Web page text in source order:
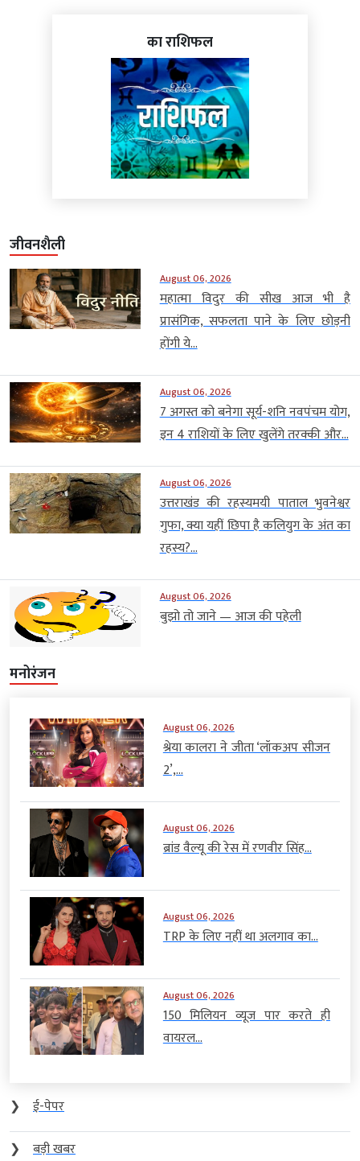
का राशिफल
जीवनशैली
August 06, 2026
महात्मा विदुर की सीख आज भी है
प्रासंगिक, सफलता पाने के लिए छोड़नी
होंगी ये...
August 06, 2026
7 अगस्त को बनेगा सूर्य-शनि नवपंचम योग,
इन 4 राशियों के लिए खुलेंगे तरक्की और...
August 06, 2026
उत्तराखंड की रहस्यमयी पाताल भुवनेश्वर
गुफा, क्या यहीं छिपा है कलियुग के अंत का
रहस्य?...
August 06, 2026
बुझो तो जाने — आज की पहेली
मनोरंजन
August 06, 2026
श्रेया कालरा ने जीता ‘लॉकअप सीजन
2’,...
August 06, 2026
ब्रांड वैल्यू की रेस में रणवीर सिंह...
August 06, 2026
TRP के लिए नहीं था अलगाव का...
August 06, 2026
150 मिलियन व्यूज पार करते ही
वायरल...
❯
ई-पेपर
❯
बड़ी खबर